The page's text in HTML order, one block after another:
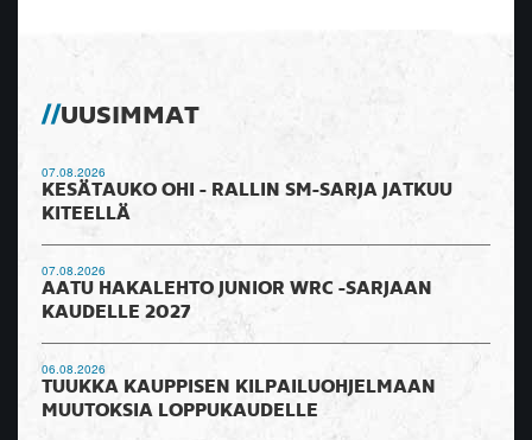
UUSIMMAT
07.08.2026
KESÄTAUKO OHI - RALLIN SM-SARJA JATKUU
KITEELLÄ
07.08.2026
AATU HAKALEHTO JUNIOR WRC -SARJAAN
KAUDELLE 2027
06.08.2026
TUUKKA KAUPPISEN KILPAILUOHJELMAAN
MUUTOKSIA LOPPUKAUDELLE